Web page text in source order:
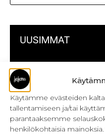
Käytämme evästeiden
tallentamiseen ja/tai
parantaaksemme
henkilökohtaisia
UUSIMMAT
Kulmikas pussukka kaava
Bokserikuminauhan ompelu
Metrivetoketjun käyttö
Metrivetoketjun lukon